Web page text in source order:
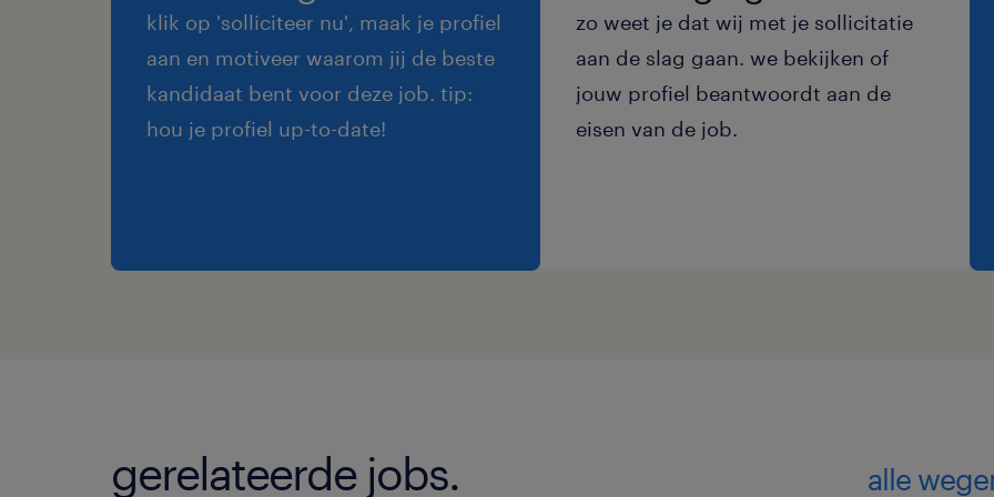
klik op 'solliciteer nu', maak je profiel
aan en motiveer waarom jij de beste
kandidaat bent voor deze job. tip:
hou je profiel up-to-date!
zo weet je dat wij met je sollicitatie
aan de slag gaan. we bekijken of
jouw profiel beantwoordt aan de
eisen van de job.
gerelateerde jobs. alle